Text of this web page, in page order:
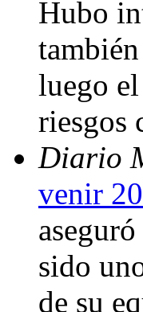
Hubo
luego
riesgos
Diario
venir
sido
de su